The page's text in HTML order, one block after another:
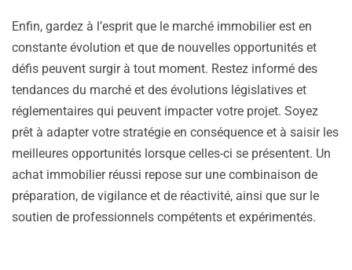
Enfin, gardez à l’esprit que le marché immobilier est en
constante évolution et que de nouvelles opportunités et
défis peuvent surgir à tout moment. Restez informé des
tendances du marché et des évolutions législatives et
réglementaires qui peuvent impacter votre projet. Soyez
prêt à adapter votre stratégie en conséquence et à saisir les
meilleures opportunités lorsque celles-ci se présentent. Un
achat immobilier réussi repose sur une combinaison de
préparation, de vigilance et de réactivité, ainsi que sur le
soutien de professionnels compétents et expérimentés.